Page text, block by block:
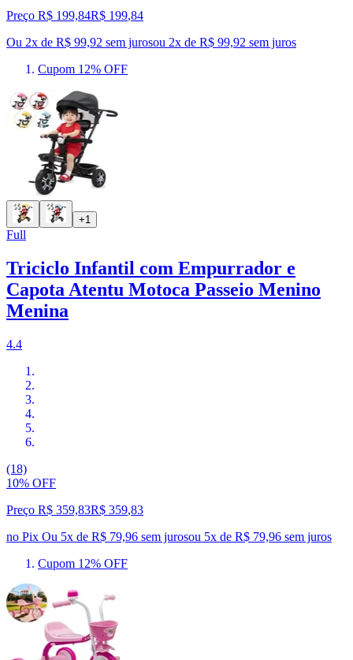
Preço R$ 199,84R$ 199,84
Ou 2x de R$ 99,92 sem jurosou 2x de R$ 99,92 sem juros
Cupom 12% OFF
+1
Full
Triciclo Infantil com Empurrador e
Capota Atentu Motoca Passeio Menino
Menina
4.4
(18)
10% OFF
Preço R$ 359,83R$ 359,83
no Pix Ou 5x de R$ 79,96 sem jurosou 5x de R$ 79,96 sem juros
Cupom 12% OFF